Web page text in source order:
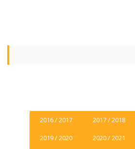
2016 / 2017 2017 / 2018
2019 / 2020 2020 / 2021